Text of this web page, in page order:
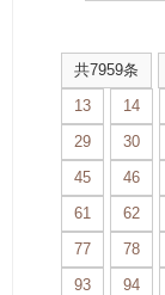
共7959条
13
14
29
30
45
46
61
62
77
78
93
94